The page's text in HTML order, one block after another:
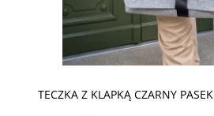
TECZKA Z KLAPKĄ CZARNY PASEK